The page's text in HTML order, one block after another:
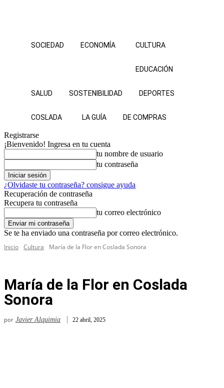
SOCIEDAD ECONOMÍA CULTURA
EDUCACIÓN
SALUD SOSTENIBILIDAD DEPORTES
COSLADA LA GUÍA DE COMPRAS
Registrarse
¡Bienvenido! Ingresa en tu cuenta
tu nombre de usuario
tu contraseña
¿Olvidaste tu contraseña? consigue ayuda
Recuperación de contraseña
Recupera tu contraseña
tu correo electrónico
Se te ha enviado una contraseña por correo electrónico.
Inicio Cultura María de la Flor en Coslada Sonora
María de la Flor en Coslada
Sonora
por Javier Alquimia 22 abril, 2025